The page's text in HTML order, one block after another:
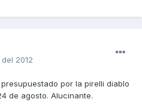
2012
por la pirelli diablo
de agosto. Alucinante.